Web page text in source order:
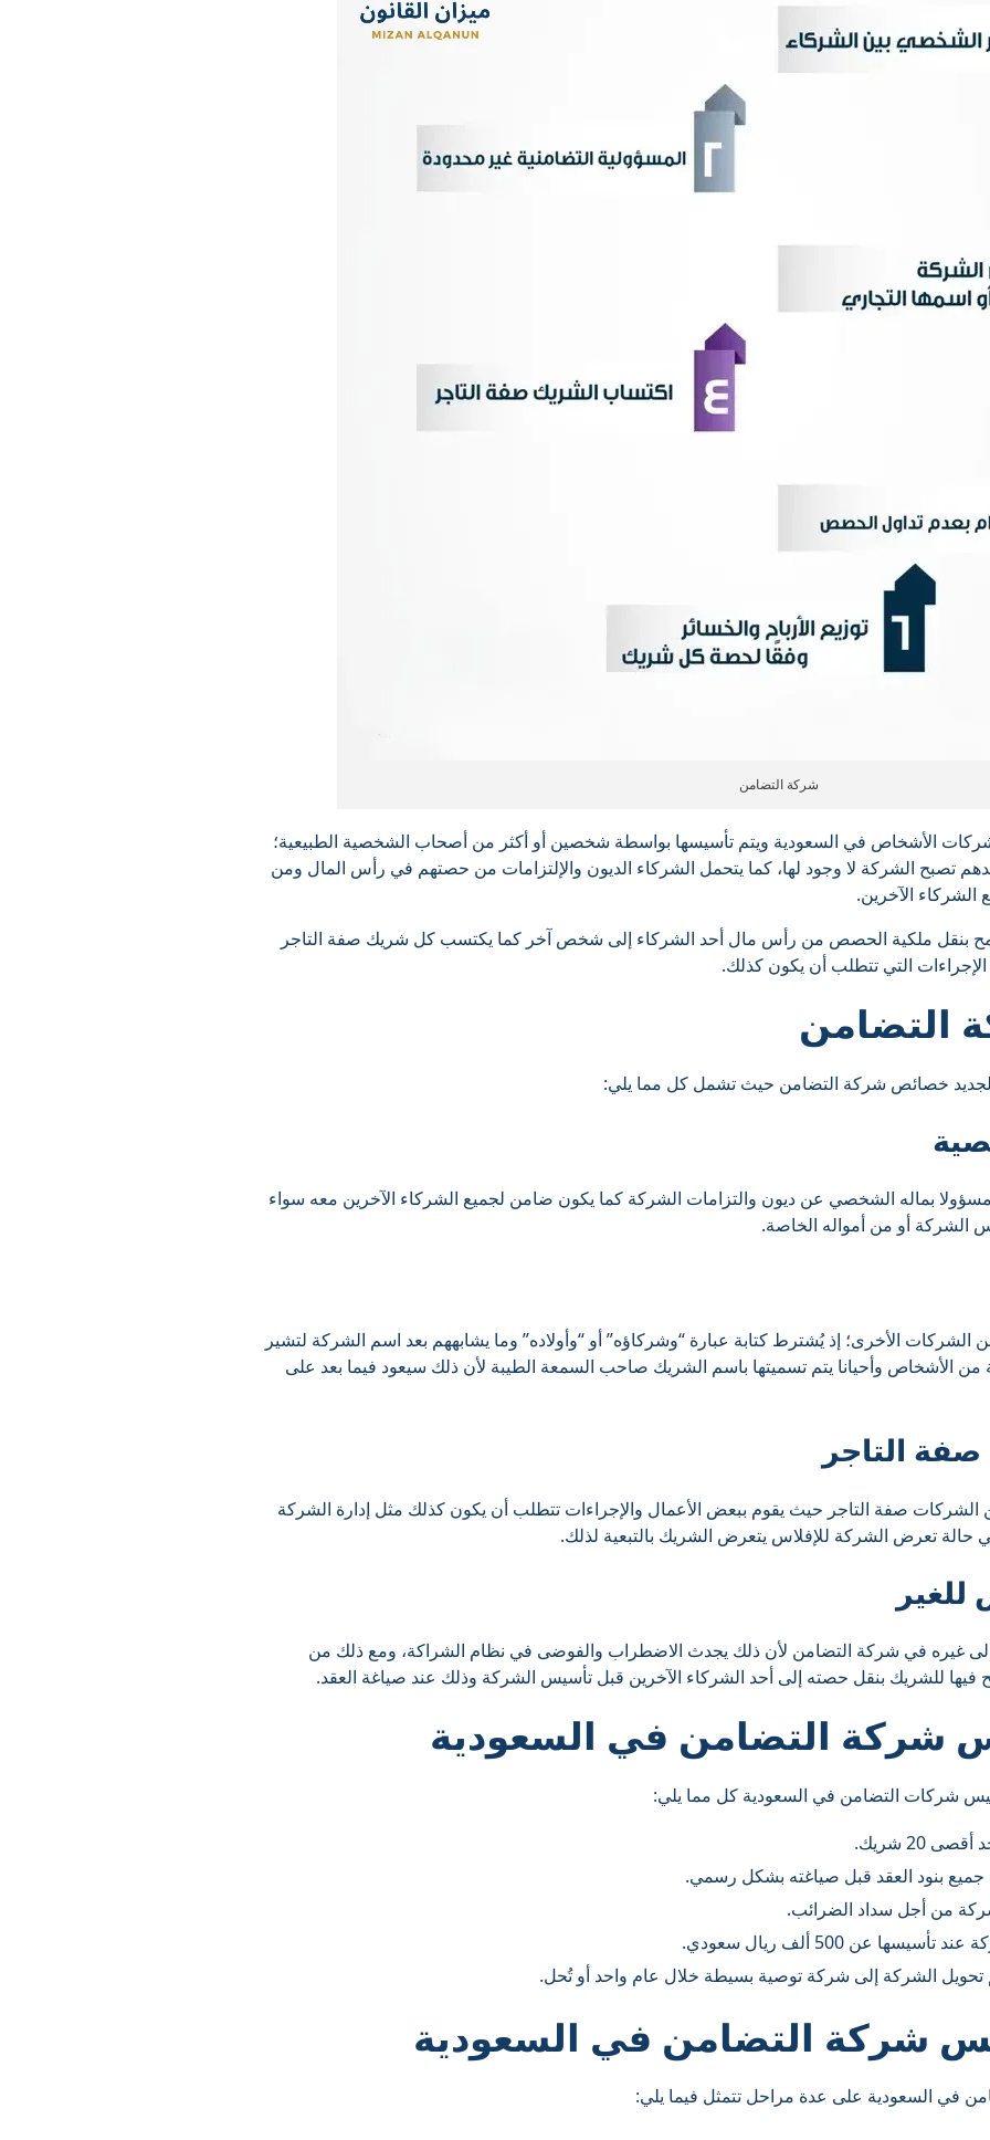
شركة التضامن
الأشخاص في السعودية ويتم تأسيسها بواسطة شخصين أو أكثر من أصحاب الشخصية الطبيعية؛
تصبح الشركة لا وجود لها، كما يتحمل الشركاء الديون والإلتزامات من حصتهم في رأس المال ومن
الآخرين.
بنقل ملكية الحصص من رأس مال أحد الشركاء إلى شخص آخر كما يكتسب كل شريك صفة التاجر
الإجراءات التي تتطلب أن يكون كذلك.
التضامن
خصائص شركة التضامن حيث تشمل كل مما يلي:
بماله الشخصي عن ديون والتزامات الشركة كما يكون ضامن لجميع الشركاء الآخرين معه سواء
الشركة أو من أمواله الخاصة.
الأخرى؛ إذ يُشترط كتابة عبارة “وشركاؤه” أو “وأولاده” وما يشابههم بعد اسم الشركة لتشير
من الأشخاص وأحيانا يتم تسميتها باسم الشريك صاحب السمعة الطيبة لأن ذلك سيعود فيما بعد على
التاجر
صفة التاجر حيث يقوم ببعض الأعمال والإجراءات تتطلب أن يكون كذلك مثل إدارة الشركة
حالة تعرض الشركة للإفلاس يتعرض الشريك بالتبعية لذلك.
غيره في شركة التضامن لأن ذلك يجدث الاضطراب والفوضى في نظام الشراكة، ومع ذلك من
فيها للشريك بنقل حصته إلى أحد الشركاء الآخرين قبل تأسيس الشركة وذلك عند صياغة العقد.
التضامن في السعودية
شركات التضامن في السعودية كل مما يلي:
20 شريك.
جميع بنود العقد قبل صياغته بشكل رسمي.
من أجل سداد الضرائب.
عن 500 ألف ريال سعودي.
تحويل الشركة إلى شركة توصية بسيطة خلال عام واحد أو تُحل.
شركة التضامن في السعودية
في السعودية على عدة مراحل تتمثل فيما يلي: